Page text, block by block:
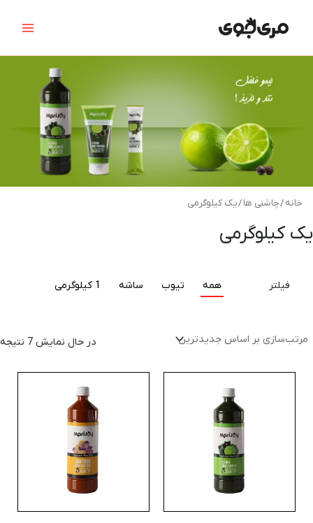
Menu
خانه/چاشنی ها/ یک کیلوگرمی
یک کیلوگرمی
فیلتر همه 1 کیلوگرمی تیوب ساشه
در حال نمایش 7 نتیجه